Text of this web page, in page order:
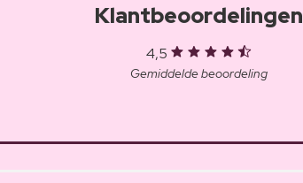
Klantbeoordelingen
4,5
Gemiddelde beoordeling